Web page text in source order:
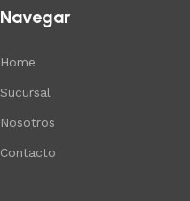
Navegar
Home
Sucursal
Nosotros
Contacto